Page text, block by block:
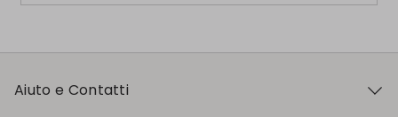
Aiuto e Contatti